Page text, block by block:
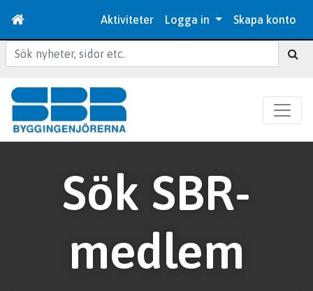
Aktiviteter Logga in Skapa konto
Sök
Sök SBR-
medlem